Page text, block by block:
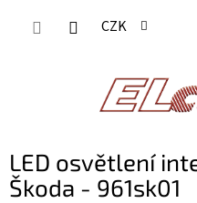
CZK
LED osvětlení
Škoda - 961sk01